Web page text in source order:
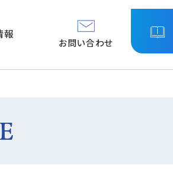
報
お問い合わせ